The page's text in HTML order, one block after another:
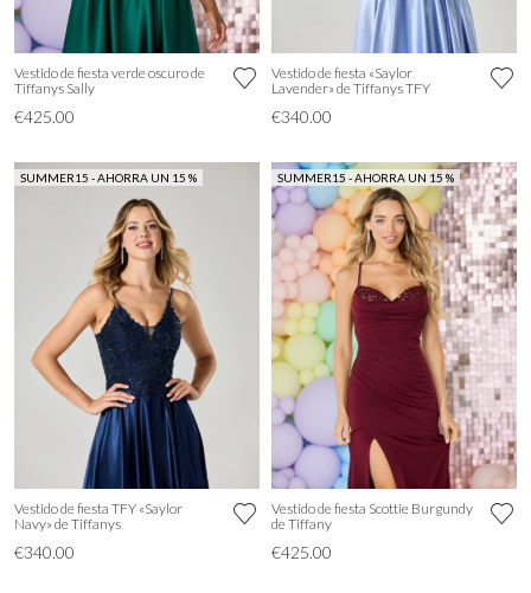
Vestido de fiesta verde oscuro de
Tiffanys Sally
€425.00
Vestido de fiesta «Saylor
Lavender» de Tiffanys TFY
€340.00
SUMMER15 - AHORRA UN 15 %
Vestido de fiesta TFY «Saylor
Navy» de Tiffanys
€340.00
SUMMER15 - AHORRA UN 15 %
Vestido de fiesta Scottie Burgundy
de Tiffany
€425.00